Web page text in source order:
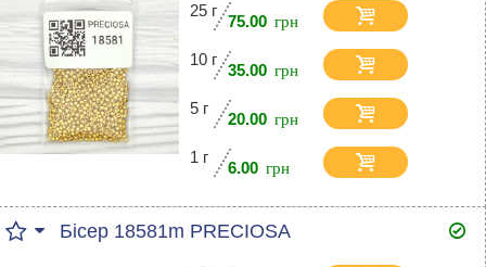
25 г
75.00
10 г
35.00
5 г
20.00
1 г
6.00
Бісер 18581m PRECIOSA